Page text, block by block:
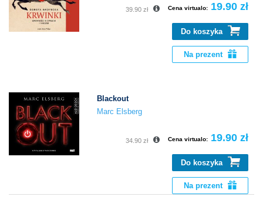
Cena virtualo: 19.90 zł
39.90 zł
Do koszyka
Na prezent
Blackout
Marc Elsberg
Cena virtualo: 19.90 zł
34.90 zł
Do koszyka
Na prezent